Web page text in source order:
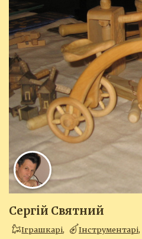
Сергій Святний
Іграшкарі, Інструментарі,